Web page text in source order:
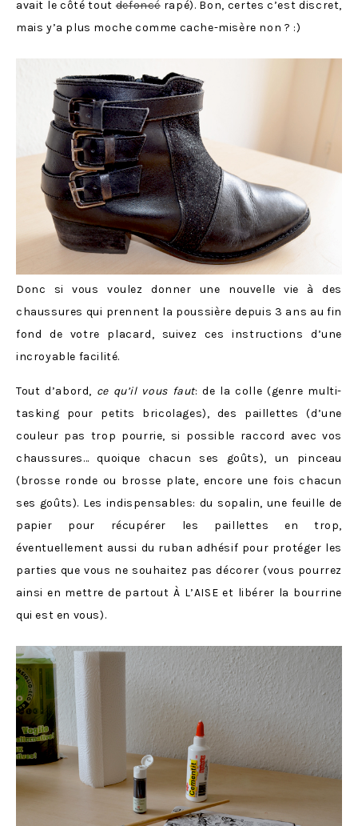
avait le côté toutdefoncérapé). Bon, certes c’est discret,
mais y’a plus moche comme cache-misère non ? :)
Donc si vous voulez donner une nouvelle vie à des
chaussures qui prennent la poussière depuis 3 ans au fin
fond de votre placard, suivez ces instructions d’une
incroyable facilité.
Tout d’abord, ce qu’il vous faut: de la colle (genre multi-
tasking pour petits bricolages), des paillettes (d’une
couleur pas trop pourrie, si possible raccord avec vos
chaussures… quoique chacun ses goûts), un pinceau
(brosse ronde ou brosse plate, encore une fois chacun
ses goûts). Les indispensables: du sopalin, une feuille de
papier pour récupérer les paillettes en trop,
éventuellement aussi du ruban adhésif pour protéger les
parties que vous ne souhaitez pas décorer (vous pourrez
ainsi en mettre de partout À L’AISE et libérer la bourrine
qui est en vous).